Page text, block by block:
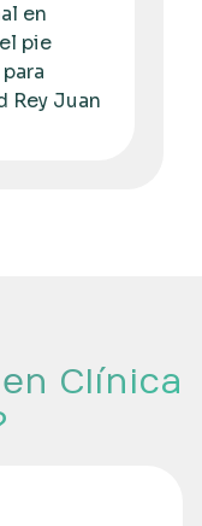
en
pie
Rey Juan
Clínica